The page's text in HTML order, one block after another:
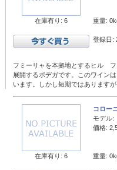
在庫有り: 6 重量:
登録日:
フミーリャを本拠地とするヒル
展開するボデガです。このワイン
います。しかし短期ではあります
在庫有り: 6
コロー
モデル:
価格:
重量: